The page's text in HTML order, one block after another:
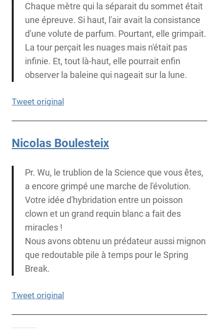
Chaque mètre qui la séparait du sommet était
une épreuve. Si haut, l'air avait la consistance
d'une volute de parfum. Pourtant, elle grimpait.
La tour perçait les nuages mais n'était pas
infinie. Et, tout là-haut, elle pourrait enfin
observer la baleine qui nageait sur la lune.
Tweet original
Nicolas Boulesteix
Pr. Wu, le trublion de la Science que vous êtes,
a encore grimpé une marche de l'évolution.
Votre idée d'hybridation entre un poisson
clown et un grand requin blanc a fait des
miracles !
Nous avons obtenu un prédateur aussi mignon
que redoutable pile à temps pour le Spring
Break.
Tweet original